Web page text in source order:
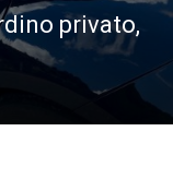
privato,